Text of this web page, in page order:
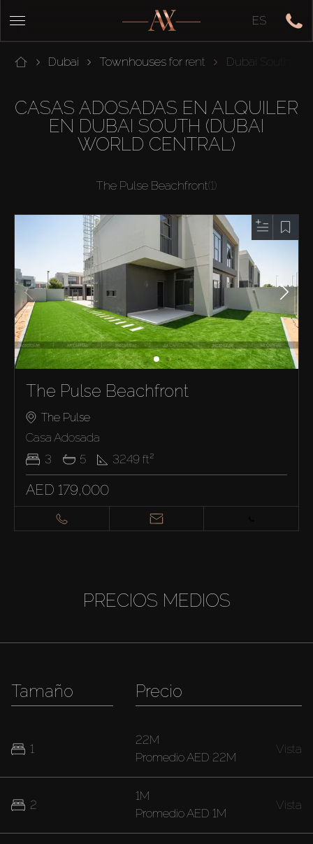
ES
Dubai Townhouses for rent Dubai South
CASAS ADOSADAS EN ALQUILER
EN DUBAI SOUTH (DUBAI
WORLD CENTRAL)
The Pulse Beachfront(1)
The Pulse Beachfront
The Pulse
Casa Adosada
3
5 3249 ft²
AED 179,000
PRECIOS MEDIOS
Tamaño
1
2
Precio
22M
PromedioAED 22M
Vista
1M
PromedioAED 1M
Vista